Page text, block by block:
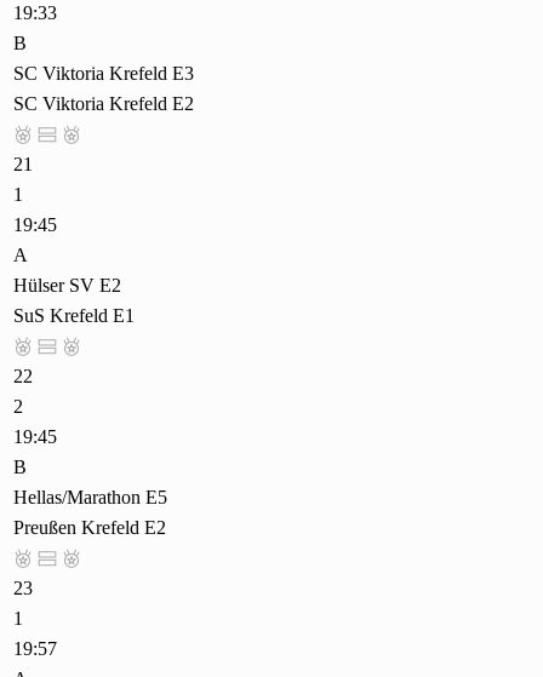
19:33
B
SC Viktoria Krefeld E3
SC Viktoria Krefeld E2
  
21
1
19:45
A
Hülser SV E2
SuS Krefeld E1
  
22
2
19:45
B
Hellas/Marathon E5
Preußen Krefeld E2
  
23
1
19:57